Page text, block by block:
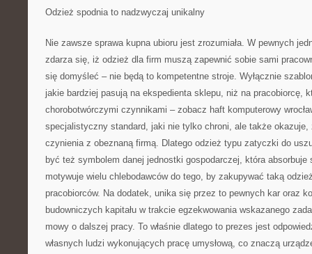
Odzież spodnia to nadzwyczaj unikalny
Nie zawsze sprawa kupna ubioru jest zrozumiała. W pewnych
zdarza się, iż odzież dla firm muszą zapewnić sobie sami
się domyśleć – nie będą to kompetentne stroje. Wyłącznie
jakie bardziej pasują na ekspedienta sklepu, niż na pracobiorcę,
chorobotwórczymi czynnikami – zobacz haft komputerowy
specjalistyczny standard, jaki nie tylko chroni, ale także
czynienia z obeznaną firmą. Dlatego odzież typu zatyczki do
być też symbolem danej jednostki gospodarczej, która absorbuje
motywuje wielu chlebodawców do tego, by zakupywać taką
pracobiorców. Na dodatek, unika się przez to pewnych kar oraz
budowniczych kapitału w trakcie egzekwowania wskazanego
mowy o dalszej pracy. To właśnie dlatego to prezes jest
własnych ludzi wykonujących pracę umysłową, co znaczą